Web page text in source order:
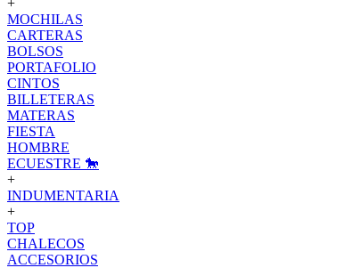
+
MOCHILAS
CARTERAS
BOLSOS
PORTAFOLIO
CINTOS
BILLETERAS
MATERAS
FIESTA
HOMBRE
ECUESTRE 🐎
+
INDUMENTARIA
+
TOP
CHALECOS
ACCESORIOS